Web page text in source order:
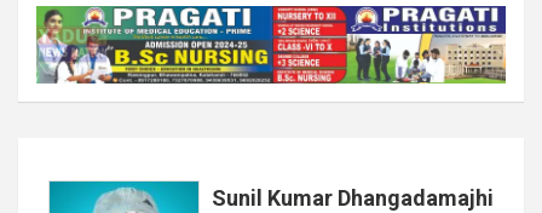
Sunil Kumar Dhangadamajhi